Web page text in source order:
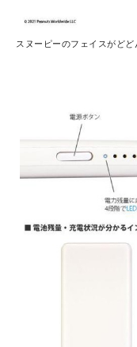
スヌーピーのフェイスがどど